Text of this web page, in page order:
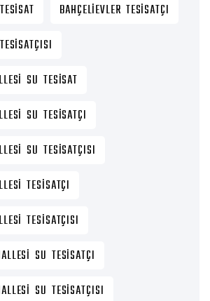
BAHÇELIEVLER TESISATÇI
SU TESISAT
SU TESISATÇI
SU TESISATÇISI
TESISATÇI
TESISATÇISI
SU TESISATÇI
SU TESISATÇISI